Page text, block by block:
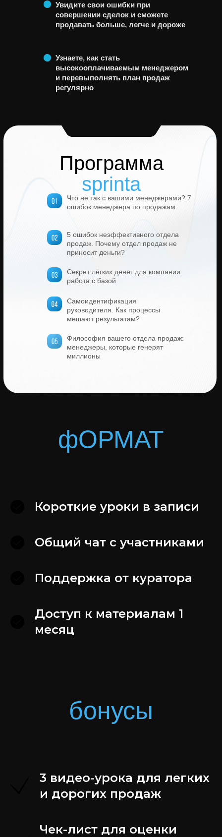
Увидите свои ошибки при
совершении сделок и сможете
продавать больше, легче и дороже
Узнаете, как стать
высокооплачиваемым менеджером
и перевыполнять план продаж
регулярно
Программа
sprinta
5 ошибок неэффективного отдела
продаж. Почему отдел продаж не
приносит деньги?
Что не так с вашими менеджерами? 7
ошибок менеджера по продажам
Секрет лёгких денег для компании:
работа с базой
Самоидентификация
руководителя. Как процессы
мешают результатам?
Философия вашего отдела продаж:
менеджеры, которые генерят
миллионы
Владельцы и собственники
бизнеса
Предприниматели с отделом продаж
от 1 до 50 человек
фОРМАТ
Короткие уроки в записи
Общий чат с участниками
Поддержка от куратора
Доступ к материалам 1
месяц
Предприниматели с отделом продаж
от 1 до 50 человек
бонусы
3 видео-урока для легких
и дорогих продаж
Чек-лист для оценки